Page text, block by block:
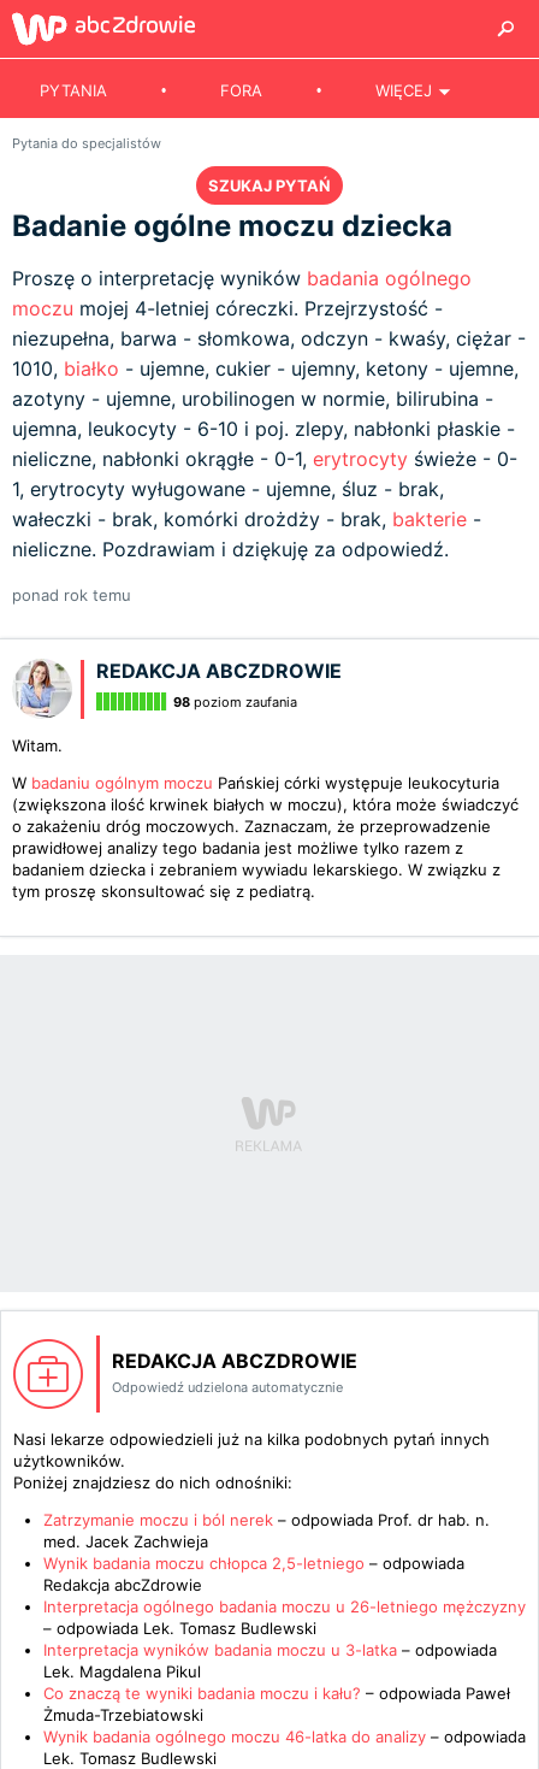
PYTANIA FORA WIĘCEJ
Pytania do specjalistów
SZUKAJ PYTAŃ
Badanie ogólne moczu dziecka
Proszę o interpretację wyników badania ogólnego
moczu mojej 4-letniej córeczki. Przejrzystość -
niezupełna, barwa - słomkowa, odczyn - kwaśy, ciężar -
1010, białko - ujemne, cukier - ujemny, ketony - ujemne,
azotyny - ujemne, urobilinogen w normie, bilirubina -
ujemna, leukocyty - 6-10 i poj. zlepy, nabłonki płaskie -
nieliczne, nabłonki okrągłe - 0-1, erytrocyty świeże - 0-
1, erytrocyty wyługowane - ujemne, śluz - brak,
wałeczki - brak, komórki drożdży - brak, bakterie -
nieliczne. Pozdrawiam i dziękuję za odpowiedź.
ponad rok temu
REDAKCJA ABCZDROWIE
98 poziom zaufania
Witam.
W badaniu ogólnym moczu Pańskiej córki występuje leukocyturia
(zwiększona ilość krwinek białych w moczu), która może świadczyć
o zakażeniu dróg moczowych. Zaznaczam, że przeprowadzenie
prawidłowej analizy tego badania jest możliwe tylko razem z
badaniem dziecka i zebraniem wywiadu lekarskiego. W związku z
tym proszę skonsultować się z pediatrą.
REDAKCJA ABCZDROWIE
Odpowiedź udzielona automatycznie
Nasi lekarze odpowiedzieli już na kilka podobnych pytań innych
użytkowników.
Poniżej znajdziesz do nich odnośniki:
Zatrzymanie moczu i ból nerek – odpowiada Prof. dr hab. n.
med. Jacek Zachwieja
Wynik badania moczu chłopca 2,5-letniego – odpowiada
Redakcja abcZdrowie
Interpretacja ogólnego badania moczu u 26-letniego mężczyzny
– odpowiada Lek. Tomasz Budlewski
Interpretacja wyników badania moczu u 3-latka – odpowiada
Lek. Magdalena Pikul
Co znaczą te wyniki badania moczu i kału? – odpowiada Paweł
Żmuda-Trzebiatowski
Wynik badania ogólnego moczu 46-latka do analizy – odpowiada
Lek. Tomasz Budlewski